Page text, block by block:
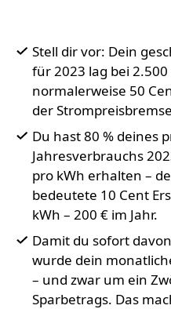
Stell dir vor: Dein
für 2023 lag bei
normalerweise 50
der
Du hast 80 % deines
Jahresverbrauchs
pro kWh erhalten –
bedeutete 10 Cent
kWh – 200 € im Jahr.
Damit du sofort
wurde dein
– und zwar um ein
Sparbetrags. Das